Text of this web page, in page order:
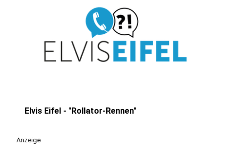
Elvis Eifel - "Rollator-Rennen"
Anzeige